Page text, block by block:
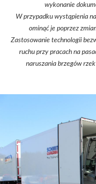
wykonanie
W przypadku wystąpienia
ominąć je poprzez
Zastosowanie technologii
ruchu przy pracach na
naruszania brzegów